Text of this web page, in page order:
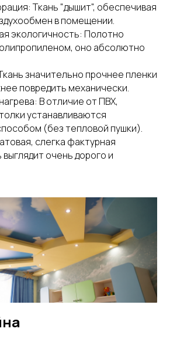
Ткань "дышит", обеспечивая
в помещении.
экологичность: Полотно
оно абсолютно
значительно прочнее пленки
повредить механически.
В отличие от ПВХ,
устанавливаются
(без тепловой пушки).
слегка фактурная
очень дорого и